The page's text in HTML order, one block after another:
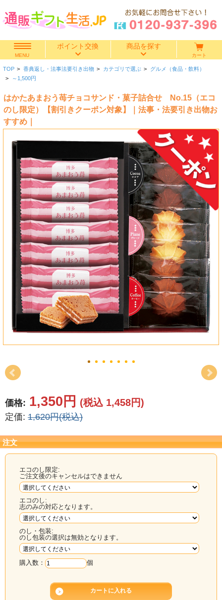
MENU
ポイント交換 商品を探す
快気祝い
香典返し
出産内祝い
結婚内祝い
結婚引き出物
出産祝い
結婚祝い
新築祝い
初盆・新盆
お中元
プレゼント
長寿のお祝い
各種記念品
カタログ
その他
カート
TOP > 香典返し・法事法要引き出物 > カテゴリで選ぶ > グルメ（食品・飲料）
> ～1,500円
はかたあまおう苺チョコサンド・菓子詰合せ No.15（エコ
のし限定）【割引きクーポン対象】｜法事・法要引き出物お
すすめ｜
価格: 1,350円 (税込 1,458円)
定価: 1,620円(税込)
注文
エコのし限定:
ご注文後のキャンセルはできません
エコのし:
志のみの対応となります。
のし・包装:
のし包装の選択は無効となります。
購入数： 個